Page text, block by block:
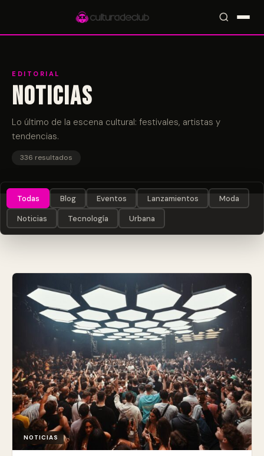
Accesos rápidos:🎪 Eventos
EDITORIAL
Noticias
Lo último de la escena cultural: festivales, artistas y
tendencias.
336 resultados
Todas Blog Eventos Lanzamientos
Moda
Noticias
Tecnología Urbana
NOTICIAS